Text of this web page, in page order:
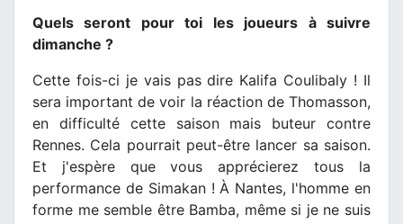
Quels seront pour toi les joueurs à suivre
dimanche ?
Cette fois-ci je vais pas dire Kalifa Coulibaly ! Il
sera important de voir la réaction de Thomasson,
en difficulté cette saison mais buteur contre
Rennes. Cela pourrait peut-être lancer sa saison.
Et j'espère que vous apprécierez tous la
performance de Simakan ! À Nantes, l'homme en
forme me semble être Bamba, même si je ne suis